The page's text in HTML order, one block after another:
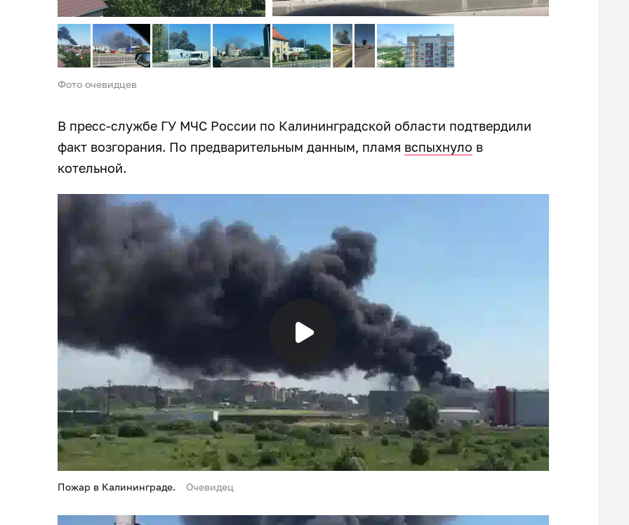
Фото очевидцев
В пресс-службе ГУ МЧС России по Калининградской области подтвердили
факт возгорания. По предварительным данным, пламя вспыхнуло в
котельной.
Пожар в Калининграде. Очевидец